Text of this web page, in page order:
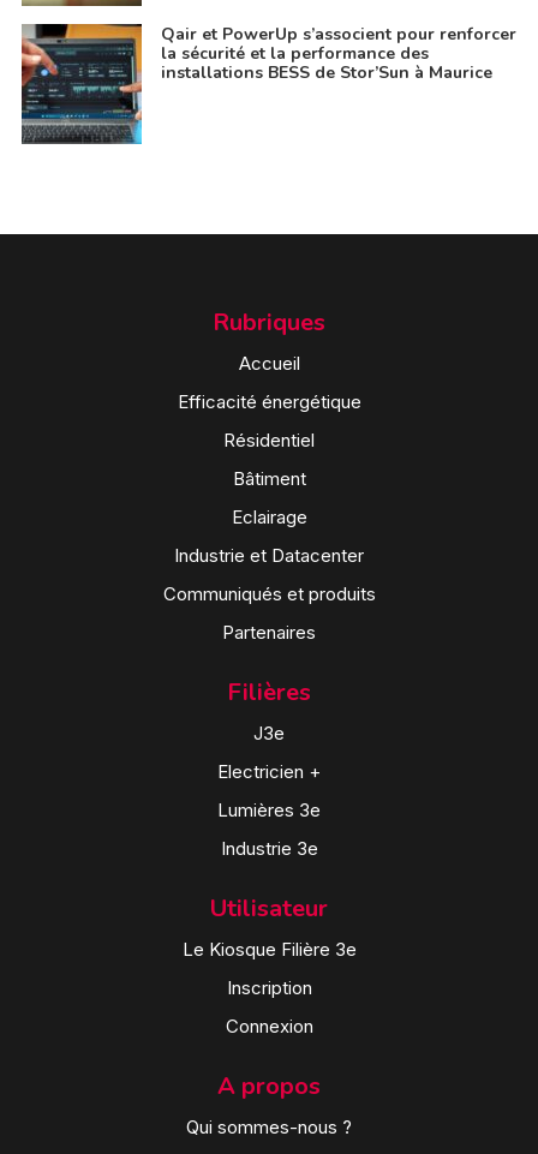
Qair et PowerUp s’associent pour renforcer
la sécurité et la performance des
installations BESS de Stor’Sun à Maurice
Rubriques
Accueil
Efficacité énergétique
Résidentiel
Bâtiment
Eclairage
Industrie et Datacenter
Communiqués et produits
Partenaires
Filières
J3e
Electricien +
Lumières 3e
Industrie 3e
Utilisateur
Le Kiosque Filière 3e
Inscription
Connexion
A propos
Qui sommes-nous ?